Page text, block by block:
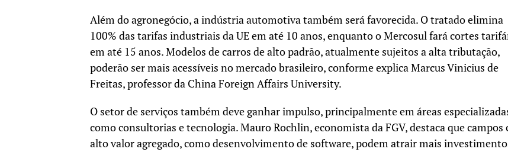
Além do agronegócio, a indústria automotiva também será favorecida. O tratado elimina
100% das tarifas industriais da UE em até 10 anos, enquanto o Mercosul fará cortes
em até 15 anos. Modelos de carros de alto padrão, atualmente sujeitos a alta tributação,
poderão ser mais acessíveis no mercado brasileiro, conforme explica Marcus Vinicius de
Freitas, professor da China Foreign Affairs University.
O setor de serviços também deve ganhar impulso, principalmente em áreas
como consultorias e tecnologia. Mauro Rochlin, economista da FGV, destaca que campos
alto valor agregado, como desenvolvimento de software, podem atrair mais